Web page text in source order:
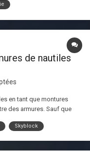
de nautiles
en tant que montures
des armures. Sauf que
selon moi et cela
Skyblock